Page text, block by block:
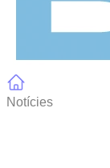
Notícies